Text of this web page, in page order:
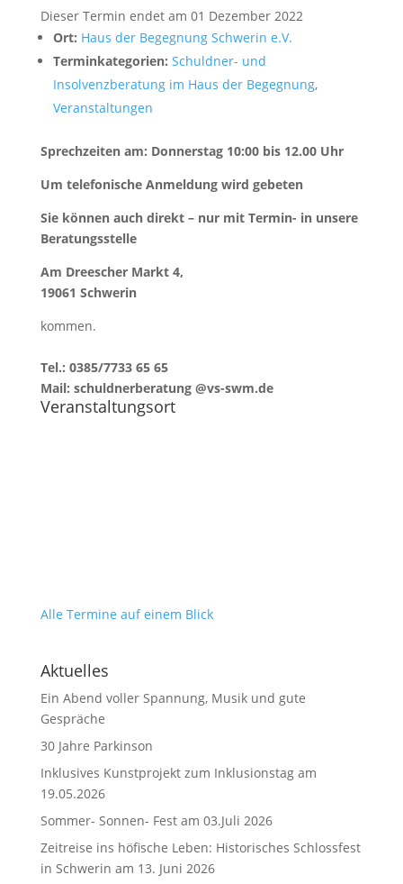
Dieser Termin endet am 01 Dezember 2022
Ort: Haus der Begegnung Schwerin e.V.
Terminkategorien: Schuldner- und
Insolvenzberatung im Haus der Begegnung,
Veranstaltungen
Sprechzeiten am: Donnerstag 10:00 bis 12.00 Uhr
Um telefonische Anmeldung wird gebeten
Sie können auch direkt – nur mit Termin- in unsere
Beratungsstelle
Am Dreescher Markt 4,
19061 Schwerin
kommen.
Tel.: 0385/7733 65 65
Mail: schuldnerberatung @vs-swm.de
Veranstaltungsort
Alle Termine auf einem Blick
Aktuelles
Ein Abend voller Spannung, Musik und gute
Gespräche
30 Jahre Parkinson
Inklusives Kunstprojekt zum Inklusionstag am
19.05.2026
Sommer- Sonnen- Fest am 03.Juli 2026
Zeitreise ins höfische Leben: Historisches Schlossfest
in Schwerin am 13. Juni 2026